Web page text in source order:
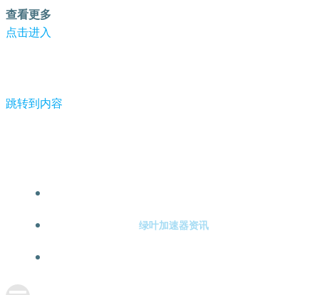
查看更多
点击进入
跳转到内容
绿叶加速器资讯